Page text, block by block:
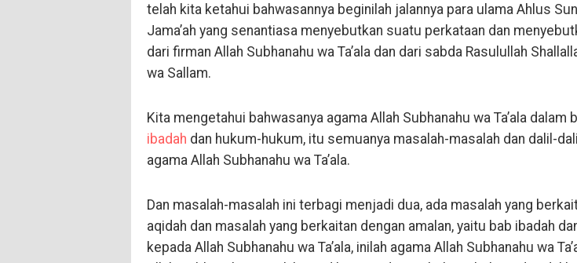
telah kita ketahui bahwasannya beginilah jalannya para ulama Ahlus
Jama’ah yang senantiasa menyebutkan suatu perkataan dan
dari firman Allah Subhanahu wa Ta’ala dan dari sabda Rasulullah
wa Sallam.
Kita mengetahui bahwasanya agama Allah Subhanahu wa Ta’ala dalam
ibadah dan hukum-hukum, itu semuanya masalah-masalah dan dalil-
agama Allah Subhanahu wa Ta’ala.
Dan masalah-masalah ini terbagi menjadi dua, ada masalah yang
aqidah dan masalah yang berkaitan dengan amalan, yaitu bab ibadah
kepada Allah Subhanahu wa Ta’ala, inilah agama Allah Subhanahu wa